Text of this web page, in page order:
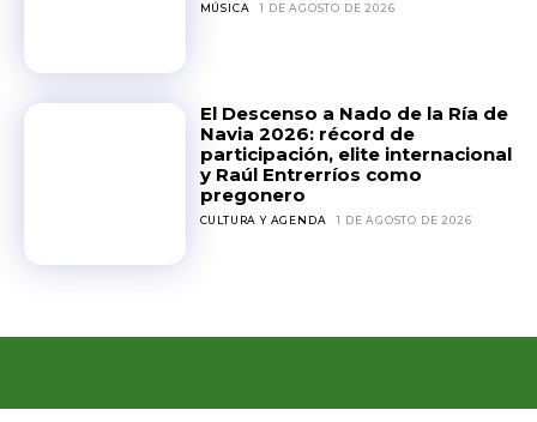
MÚSICA 1 DE AGOSTO DE 2026
El Descenso a Nado de la Ría de
Navia 2026: récord de
participación, elite internacional
y Raúl Entrerríos como
pregonero
CULTURA Y AGENDA 1 DE AGOSTO DE 2026